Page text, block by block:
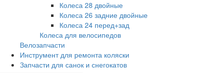
Колеса 28 двойные
Колеса 26 задние двойные
Колеса 24 перед+зад
Колеса для велосипедов
Велозапчасти
Инструмент для ремонта коляски
Запчасти для санок и снегокатов